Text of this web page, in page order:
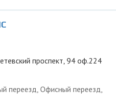
проспект, 94 оф.224
переезд, Офисный переезд,